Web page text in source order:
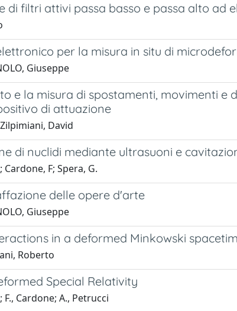
di filtri attivi passa basso e passa alto ad
per la misura in situ di
Giuseppe
e la misura di spostamenti, movimenti e
di attuazione
David
di nuclidi mediante ultrasuoni e
F; Spera, G.
delle opere d'arte
Giuseppe
in a deformed Minkowski
Roberto
Special Relativity
Cardone; A., Petrucci